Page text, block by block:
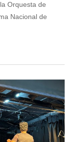
Orquesta de
Nacional de